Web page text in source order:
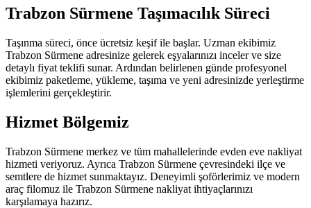
Trabzon Sürmene Taşımacılık Süreci
Taşınma süreci, önce ücretsiz keşif ile başlar. Uzman ekibimiz
Trabzon Sürmene adresinize gelerek eşyalarınızı inceler ve size
detaylı fiyat teklifi sunar. Ardından belirlenen günde profesyonel
ekibimiz paketleme, yükleme, taşıma ve yeni adresinizde yerleştirme
işlemlerini gerçekleştirir.
Hizmet Bölgemiz
Trabzon Sürmene merkez ve tüm mahallelerinde evden eve nakliyat
hizmeti veriyoruz. Ayrıca Trabzon Sürmene çevresindeki ilçe ve
semtlere de hizmet sunmaktayız. Deneyimli şoförlerimiz ve modern
araç filomuz ile Trabzon Sürmene nakliyat ihtiyaçlarınızı
karşılamaya hazırız.